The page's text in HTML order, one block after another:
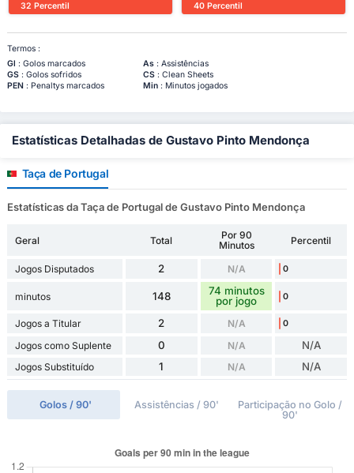
32 Percentil
40 Percentil
Termos :
Gl : Golos marcados As: Assistências
GS: Golos sofridos CS: Clean Sheets
PEN: Penaltys marcados Min: Minutos jogados
Estatísticas Detalhadas de Gustavo Pinto Mendonça
Taça de Portugal
Estatísticas da Taça de Portugal de Gustavo Pinto Mendonça
Geral Total
Por 90
Minutos
Percentil
Jogos Disputados 2 N/A 0
minutos 148
74 minutos
por jogo
0
Jogos a Titular 2 N/A 0
Jogos como Suplente 0 N/A N/A
Jogos Substituído 1 N/A N/A
Golos / 90' Assistências / 90'
Participação no Golo /
90'